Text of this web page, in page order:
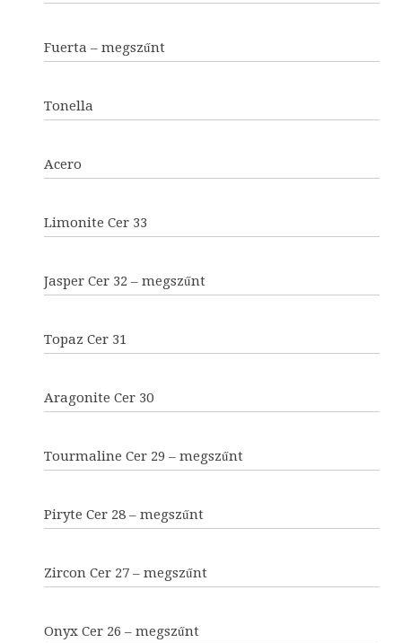
Fuerta – megszűnt
Tonella
Acero
Limonite Cer 33
Jasper Cer 32 – megszűnt
Topaz Cer 31
Aragonite Cer 30
Tourmaline Cer 29 – megszűnt
Piryte Cer 28 – megszűnt
Zircon Cer 27 – megszűnt
Onyx Cer 26 – megszűnt